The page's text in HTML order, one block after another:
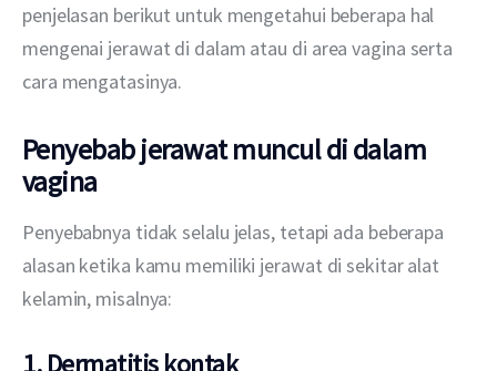
penjelasan berikut untuk mengetahui beberapa hal
mengenai jerawat di dalam atau di area vagina serta
cara mengatasinya.
Penyebab jerawat muncul di dalam
vagina
Penyebabnya tidak selalu jelas, tetapi ada beberapa
alasan ketika kamu memiliki jerawat di sekitar alat
kelamin, misalnya:
1. Dermatitis kontak